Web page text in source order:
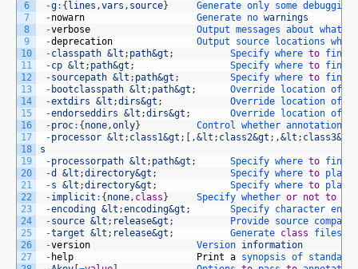
6
7
8
9
10
11
12
13
14
15
16
17
18
19
20
21
22
23
24
25
26
27
-g: { lines ,vars , source} Generate only some debugging
-nowarn Generate no warnings
-verbose Output messages about what
-deprecation Output source locations
-classpath &lt ; path&gt ; Specify where to find
-cp &lt ; path&gt ; Specify where to find
-sourcepath &lt ; path&gt ; Specify where to find
- bootclasspath &lt ; path&gt ; Override location of
-extdirs &lt ;dirs&gt ; Override location of
-endorseddirs &lt ;dirs&gt ; Override location of
-proc: { none,only} Control whether annotation
-processor &lt ; class1&gt ; ,&lt ; class2&gt ; ,&lt ; class3&gt
s
-processorpath &lt ; path&gt ; Specify where to find
-d &lt ;directory&gt ; Specify where to place
-s &lt ;directory&gt ; Specify where to place
-implicit : { none, class } Specify whether or not to
-encoding &lt ;encoding&gt ; Specify character
-source &lt ; release&gt ; Provide source
-target &lt ; release&gt ; Generate class files
-version Version information
- help Print a synopsis of standard